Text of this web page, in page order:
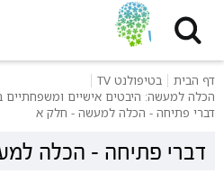
דף הבית
בטיפולנט TV
הכלה למעשה: היבטים אישיים ומשפחתיים
דברי פתיחה - הכלה למעשה - חלק א
דברי פתיחה - הכלה